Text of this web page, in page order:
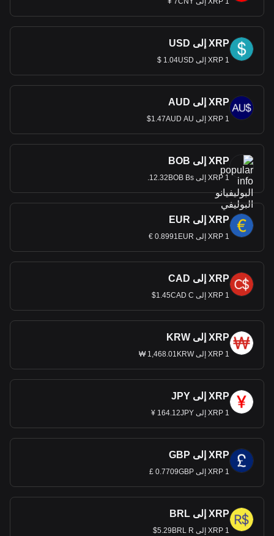
XRP إلى USD
1 XRP إلى 1.04USD $
XRP إلى AUD
1 XRP إلى 1.47AUD AU$
XRP إلى BOB
1 XRP إلى 12.32BOB Bs.
XRP إلى EUR
1 XRP إلى 0.8991EUR €
XRP إلى CAD
1 XRP إلى 1.45CAD C$
XRP إلى KRW
1 XRP إلى 1,468.01KRW ₩
XRP إلى JPY
1 XRP إلى 164.12JPY ¥
XRP إلى GBP
1 XRP إلى 0.7709GBP £
XRP إلى BRL
1 XRP إلى 5.29BRL R$